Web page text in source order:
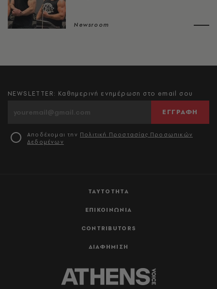
Newsroom
ΤΑΥΤΟΤΗΤΑ
ΕΠΙΚΟΙΝΩΝΙΑ
CONTRIBUTORS
ΔΙΑΦΗΜΙΣΗ
NEWSLETTER: Καθημερινή ενημέρωση στο email σου
ΕΓΓΡΑΦΗ
Αποδέχομαι την Πολιτική Προστασίας Προσωπικών
Δεδομένων